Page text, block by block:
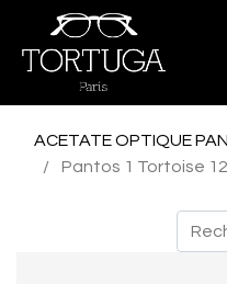
ACETATE OPTIQUE
Pantos 1 Tortoise 12